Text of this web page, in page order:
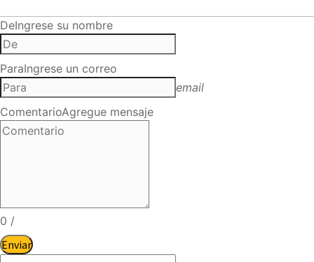
DeIngrese su nombre
ParaIngrese un correo
email
ComentarioAgregue mensaje
0 /
Enviar